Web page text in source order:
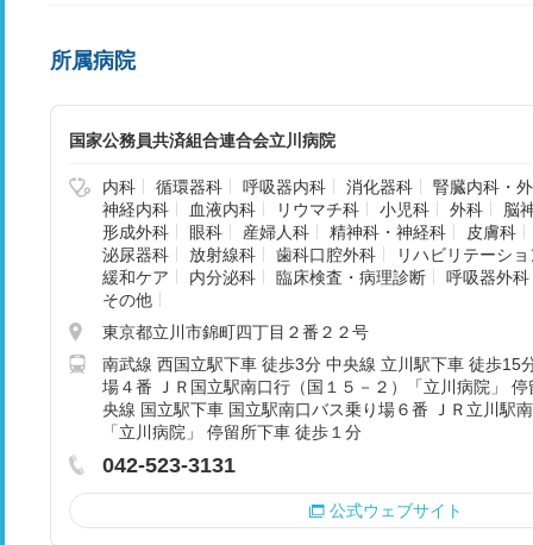
所属病院
国家公務員共済組合連合会立川病院
内科 循環器科 呼吸器内科 消化器科
腎臓内科・
神経内科
血液内科 リウマチ科 小児科 外科
脳
形成外科
眼科 産婦人科 精神科・神経科
皮膚科
泌尿器科
放射線科 歯科口腔外科
リハビリテーショ
緩和ケア
内分泌科 臨床検査・病理診断
呼吸器外科
その他
東京都立川市錦町四丁目２番２２号
南武線 西国立駅下車 徒歩3分 中央線 立川駅下車 徒歩15
場４番 ＪＲ国立駅南口行（国１５－２）「立川病院」
央線 国立駅下車 国立駅南口バス乗り場６番 ＪＲ立川駅
「立川病院」 停留所下車 徒歩１分
042-523-3131
公式ウェブサイト